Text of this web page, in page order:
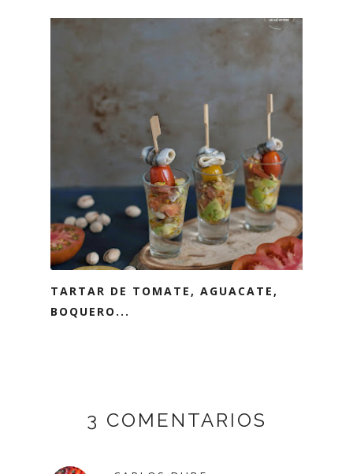
TARTAR DE TOMATE, AGUACATE,
BOQUERO...
3 COMENTARIOS